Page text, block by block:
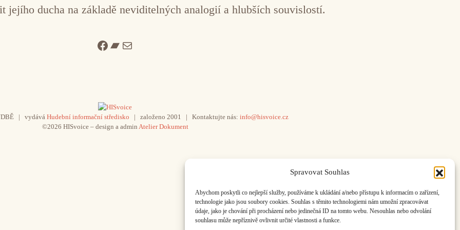
Spravovat Souhlas
Abychom poskytli co nejlepší služby, používáme k ukládání a/nebo přístupu k informacím o zařízení,
technologie jako jsou soubory cookies. Souhlas s těmito technologiemi nám umožní zpracovávat
údaje, jako je chování při procházení nebo jedinečná ID na tomto webu. Nesouhlas nebo odvolání
souhlasu může nepříznivě ovlivnit určité vlastnosti a funkce.
jejího ducha na základě neviditelných analogií a hlubších souvislostí.
Facebook
Bandcamp
Mail
| vydává Hudební informační středisko | založeno 2001 | Kontaktujte nás: info@hisvoice.cz
©2026 HISvoice – design a admin Atelier Dokument